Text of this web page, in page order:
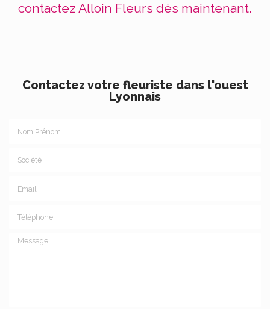
contactez Alloin Fleurs dès maintenant.
Contactez votre fleuriste dans l'ouest
Lyonnais
Message